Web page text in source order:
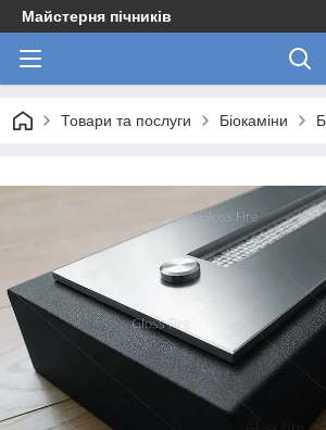
Майстерня пічників
Товари та послуги Біокаміни